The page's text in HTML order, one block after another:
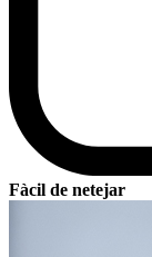
Fàcil de netejar